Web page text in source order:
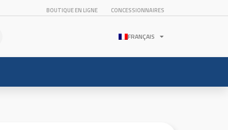
BOUTIQUE EN LIGNE CONCESSIONNAIRES
FRANÇAIS